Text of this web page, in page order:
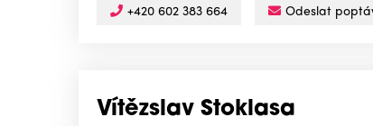
+420 602 383 664 Odeslat
Vítězslav Stoklasa